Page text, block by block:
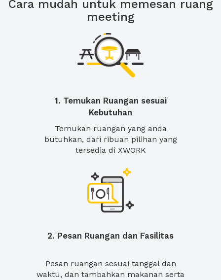
Cara mudah untuk memesan ruang
meeting
1. Temukan Ruangan sesuai
Kebutuhan
Temukan ruangan yang anda
butuhkan, dari ribuan pilihan yang
tersedia di XWORK
2. Pesan Ruangan dan Fasilitas
Pesan ruangan sesuai tanggal dan
waktu, dan tambahkan makanan serta